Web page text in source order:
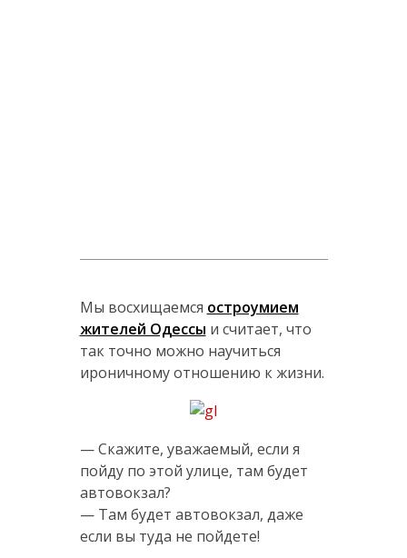
Мы восхищаемся остроумием
жителей Одессы и считает, что
так точно можно научиться
ироничному отношению к жизни.
— Скажите, уважаемый, если я
пойду по этой улице, там будет
автовокзал?
— Там будет автовокзал, даже
если вы туда не пойдете!